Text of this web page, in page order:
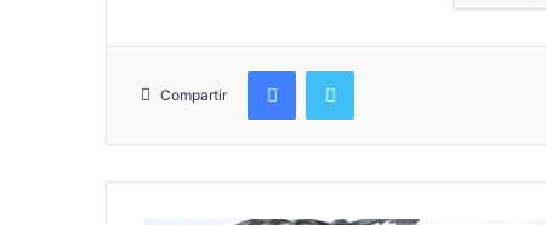
Compartir
FacebookTwitter